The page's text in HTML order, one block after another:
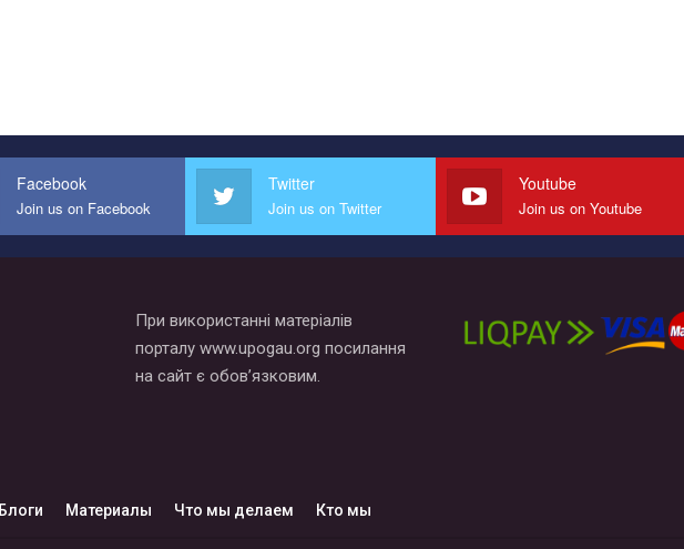
Facebook
Join us on Facebook
Twitter
Join us on Twitter
Youtube
Join us on Youtube
При використанні матеріалів
порталу www.upogau.org посилання
на сайт є обов’язковим.
Блоги Материалы Что мы делаем Кто мы